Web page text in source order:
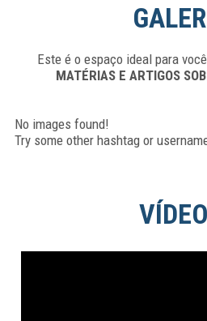
Este é o espaço ideal para
MATÉRIAS E ARTIGOS
No images found!
Try some other hashtag or